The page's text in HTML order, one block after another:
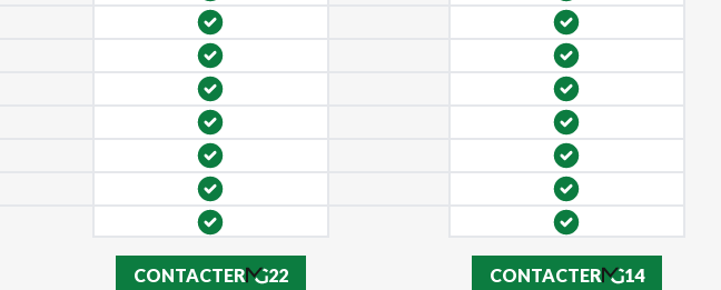
CONTACTER 22 CONTACTER 14